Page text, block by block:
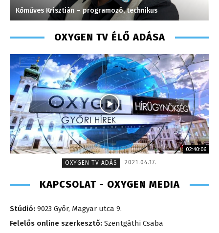
Kőműves Krisztián – programozó, technikus
OXYGEN TV ÉLŐ ADÁSA
02:40:06
OXYGEN TV ADÁS
2021.04.17.
KAPCSOLAT - OXYGEN MEDIA
Stúdió: 9023 Győr, Magyar utca 9.
Felelős online szerkesztő: Szentgáthi Csaba